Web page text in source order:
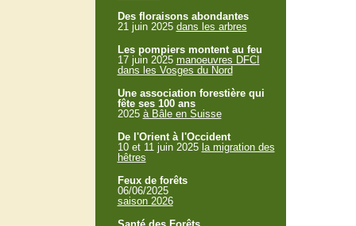
Des floraisons abondantes
21 juin 2025 dans les arbres
Les pompiers montent au feu
17 juin 2025 manoeuvres DFCI
dans les Vosges du Nord
Une association forestière qui
fête ses 100 ans
2025 à Bâle en Suisse
De l'Orient à l'Occident
10 et 11 juin 2025 la migration des
hêtres
Feux de forêts
06/06/2025
saison 2026